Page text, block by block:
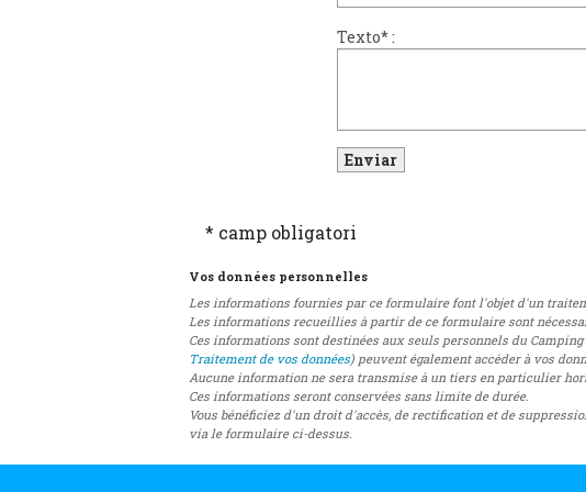
Texto*:
* camp obligatori
Vos données personnelles
Les informations fournies par ce formulaire font l'objet d'un
Les informations recueillies à partir de ce formulaire sont
Ces informations sont destinées aux seuls personnels du
Traitement de vos données) peuvent également accéder à vos
Aucune information ne sera transmise à un tiers en particulier
Ces informations seront conservées sans limite de durée.
Vous bénéficiez d'un droit d'accès, de rectification et de
via le formulaire ci-dessus.